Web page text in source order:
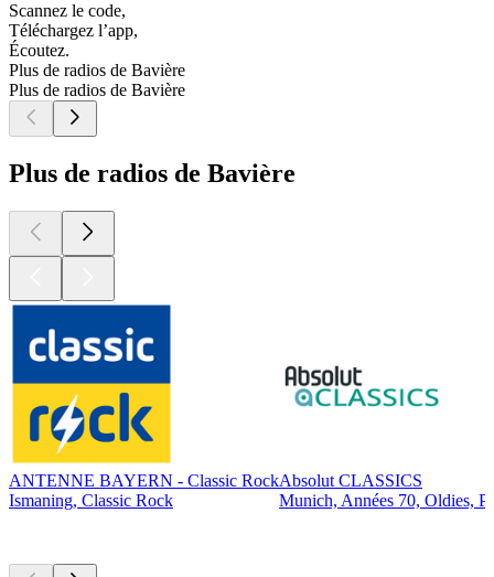
Scannez le code,
Téléchargez l’app,
Écoutez.
Plus de radios de Bavière
Plus de radios de Bavière
Plus de radios de Bavière
ANTENNE BAYERN - Classic Rock
Ismaning, Classic Rock
Absolut CLASSICS
Munich, Années 70, Oldies,